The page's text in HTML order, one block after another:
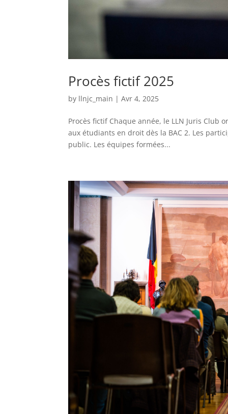
Procès fictif 2025
by llnjc_main |Avr 4, 2025
Procès fictif Chaque année, le LLN Juris
aux étudiants en droit dès la BAC 2. Les
public. Les équipes formées...